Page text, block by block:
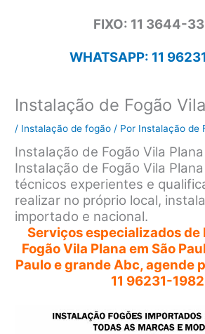
FIXO: 11 3644-
WHATSAPP: 11
Instalação de Fogão
/ Instalação de fogão / Por Instalação de
Instalação de Fogão Vila
Instalação de Fogão Vila
técnicos experientes e
realizar no próprio local,
importado e nacional.
Serviços especializados de
Fogão Vila Plana em São
Paulo e grande Abc, agende
11 96231-1982